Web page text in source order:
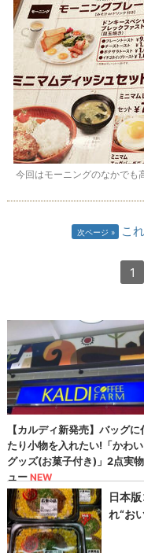
今回はモーニングのなかでも
次ページ こ
1